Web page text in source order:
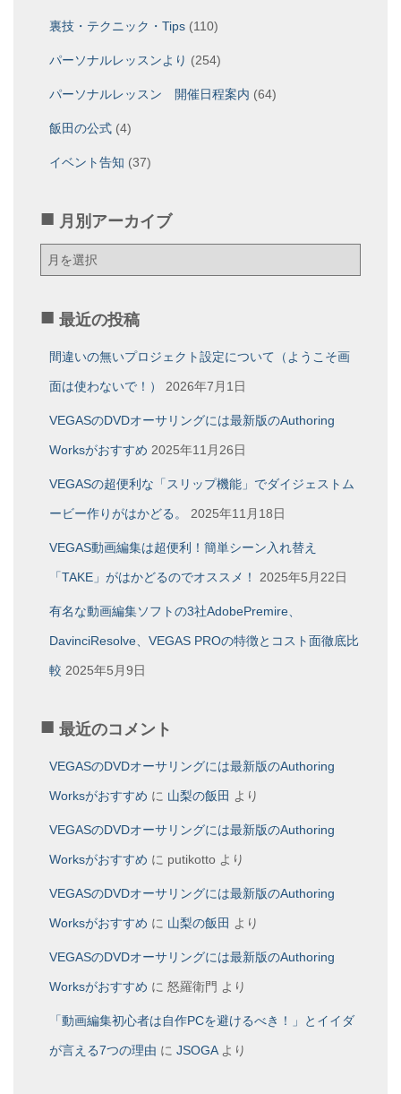
裏技・テクニック・Tips (110)
パーソナルレッスンより (254)
パーソナルレッスン 開催日程案内 (64)
飯田の公式 (4)
イベント告知 (37)
月別アーカイブ
月
別
カ
ブ
最近の投稿
間違いの無いプロジェクト設定について（ようこそ画
面は使わないで！） 2026年7月1日
VEGASのDVDオーサリングには最新版のAuthoring
Worksがおすすめ 2025年11月26日
VEGASの超便利な「スリップ機能」でダイジェストム
ービー作りがはかどる。 2025年11月18日
VEGAS動画編集は超便利！簡単シーン入れ替え
「TAKE」がはかどるのでオススメ！ 2025年5月22日
有名な動画編集ソフトの3社AdobePremire、
DavinciResolve、VEGAS PROの特徴とコスト面徹底比
較 2025年5月9日
最近のコメント
VEGASのDVDオーサリングには最新版のAuthoring
Worksがおすすめ に 山梨の飯田 より
VEGASのDVDオーサリングには最新版のAuthoring
Worksがおすすめ に putikotto より
VEGASのDVDオーサリングには最新版のAuthoring
Worksがおすすめ に 山梨の飯田 より
VEGASのDVDオーサリングには最新版のAuthoring
Worksがおすすめ に 怒羅衛門 より
「動画編集初心者は自作PCを避けるべき！」とイイダ
が言える7つの理由 に JSOGAより